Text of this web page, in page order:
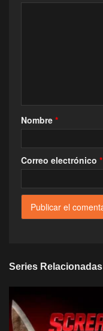
Nombre *
Correo electrónico *
Series Relacionadas